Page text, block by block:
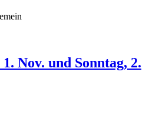
Nov. und Sonntag, 2.